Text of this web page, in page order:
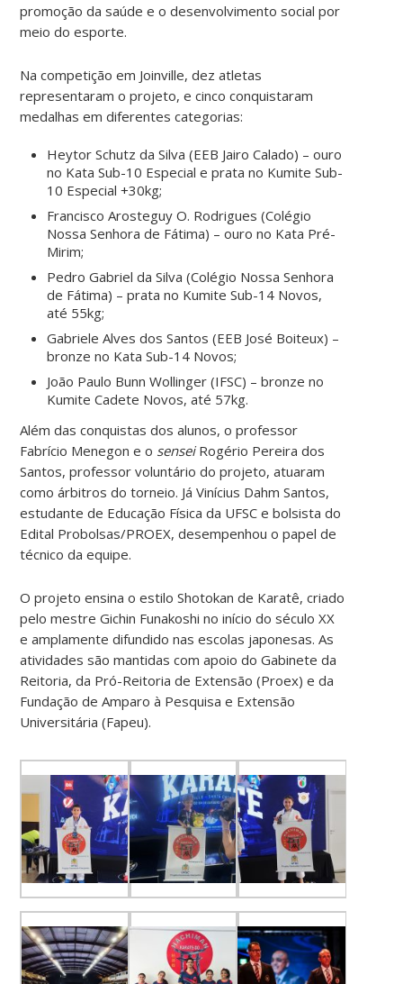
promoção da saúde e o desenvolvimento social por
meio do esporte.
Na competição em Joinville, dez atletas
representaram o projeto, e cinco conquistaram
medalhas em diferentes categorias:
Heytor Schutz da Silva (EEB Jairo Calado) – ouro
no Kata Sub-10 Especial e prata no Kumite Sub-
10 Especial +30kg;
Francisco Arosteguy O. Rodrigues (Colégio
Nossa Senhora de Fátima) – ouro no Kata Pré-
Mirim;
Pedro Gabriel da Silva (Colégio Nossa Senhora
de Fátima) – prata no Kumite Sub-14 Novos,
até 55kg;
Gabriele Alves dos Santos (EEB José Boiteux) –
bronze no Kata Sub-14 Novos;
João Paulo Bunn Wollinger (IFSC) – bronze no
Kumite Cadete Novos, até 57kg.
Além das conquistas dos alunos, o professor
Fabrício Menegon e o senseiRogério Pereira dos
Santos, professor voluntário do projeto, atuaram
como árbitros do torneio. Já Vinícius Dahm Santos,
estudante de Educação Física da UFSC e bolsista do
Edital Probolsas/PROEX, desempenhou o papel de
técnico da equipe.
O projeto ensina o estilo Shotokan de Karatê, criado
pelo mestre Gichin Funakoshi no início do século XX
e amplamente difundido nas escolas japonesas. As
atividades são mantidas com apoio do Gabinete da
Reitoria, da Pró-Reitoria de Extensão (Proex) e da
Fundação de Amparo à Pesquisa e Extensão
Universitária (Fapeu).